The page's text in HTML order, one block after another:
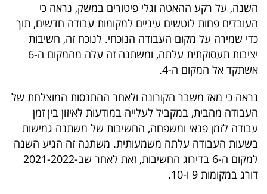
תרבות
ופנאי
תיירות
5
המילון
הכלכלי
פודקאסט
השנה, על רקע ההאטה וגלי פיטורים במשק, נראה כי
העובדים פחות לוטשים עיניים למקומות עבודה חדשים, תוך
כדי שמירה על מקום העבודה הנוכחי. לנוכח זה, חשיבות
יציבות תעסוקתית עלתה, ומשתנה זה עלה מהמקום ה-6
אשתקד אל המקום ה-4.
נראה כי מאז משבר הקורונה ולאחר ההתנסות המוצלחת של
העבודה מהבית, במקביל לעלייה במודעות לאיזון בין זמן
עבודה לזמן פנאי ומשפחה, החשיבות של משתנה גמישות
בשעות העבודה עלתה משמעותית. משתנה זה הגיע השנה
למקום ה-6 בדירוג החשיבות, זאת לאחר שב-2021-2022
דורג במקומות 9 ו-10.